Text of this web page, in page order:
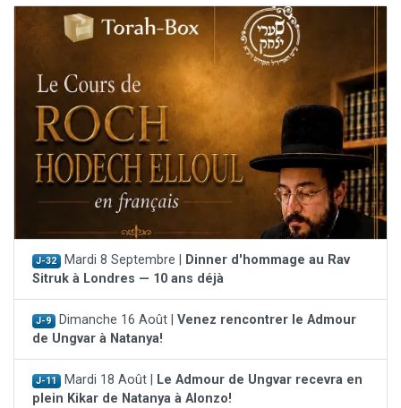
J-32 Mardi 8 Septembre |
Dinner d'hommage au Rav
Sitruk à Londres — 10 ans déjà
J-9 Dimanche 16 Août | Venez rencontrer le Admour
de Ungvar à Natanya!
J-11 Mardi 18 Août |
Le Admour de Ungvar recevra en
plein Kikar de Natanya à Alonzo!